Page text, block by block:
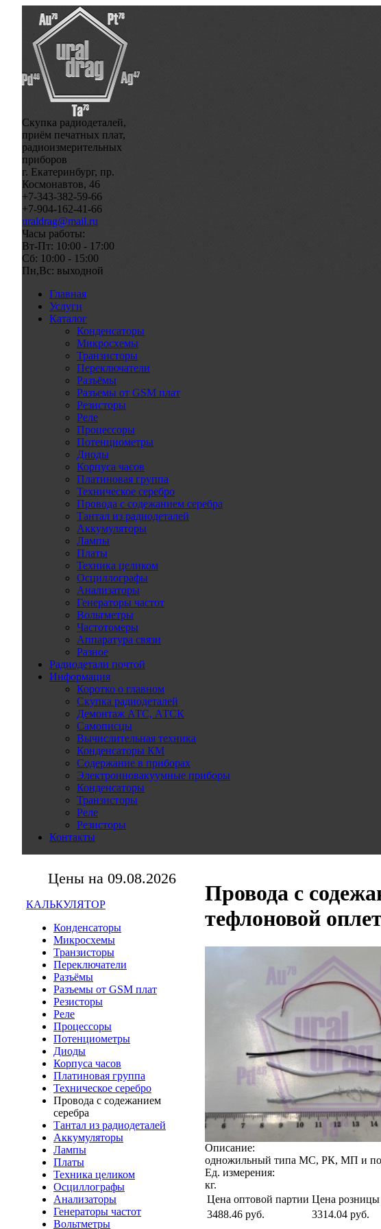
Скупка радиодеталей,
приём печатных плат,
радиоизмерительных
приборов
г. Екатеринбург, пр.
Космонавтов, 46
+7-343-382-59-66
+7-904-162-41-66
uraldrag@mail.ru
Часы работы:
Вт-Пт: 10:00 - 17:00
Сб: 10:00 - 15:00
Пн,Вс: выходной
Главная
Услуги
Каталог
Конденсаторы
Микросхемы
Транзисторы
Переключатели
Разъёмы
Разъемы от GSM плат
Резисторы
Реле
Процессоры
Потенциометры
Диоды
Корпуса часов
Платиновая группа
Техническое серебро
Провода с содежанием серебра
Тантал из радиодеталей
Аккумуляторы
Лампы
Платы
Техника целиком
Осциллографы
Анализаторы
Генераторы частот
Вольтметры
Частотомеры
Аппаратура связи
Разное
Радиодетали почтой
Информация
Коротко о главном
Скупка радиодеталей
Демонтаж АТС, АТСК
Самописцы
Вычислительная техника
Конденсаторы КМ
Содержание в приборах
Электронновакуумные приборы
Конденсаторы
Транзисторы
Реле
Резисторы
Контакты
Цены на 09.08.2026
КАЛЬКУЛЯТОР
Конденсаторы
Микросхемы
Транзисторы
Переключатели
Разъёмы
Разъемы от GSM плат
Резисторы
Реле
Процессоры
Потенциометры
Диоды
Корпуса часов
Платиновая группа
Техническое серебро
Провода с содежанием
серебра
Тантал из радиодеталей
Аккумуляторы
Лампы
Платы
Техника целиком
Осциллографы
Анализаторы
Генераторы частот
Вольтметры
Провода с
тефлоновой
Описание:
одножильный типа МС, РК, МП и
Ед. измерения:
кг.
Цена оптовой партии Цена розницы
3488.46 руб. 3314.04 руб.